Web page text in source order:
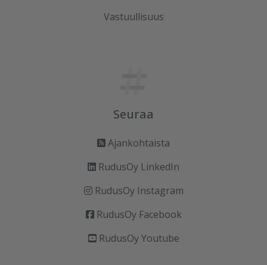
Vastuullisuus
Seuraa
Ajankohtaista
RudusOy LinkedIn
RudusOy Instagram
RudusOy Facebook
RudusOy Youtube